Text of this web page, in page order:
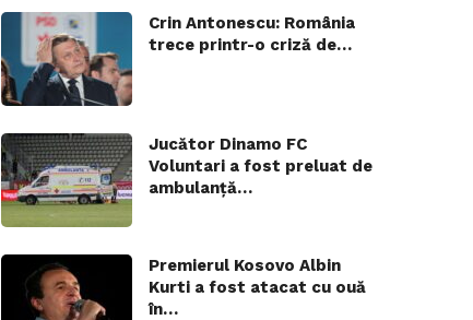
Crin Antonescu: România
trece printr-o criză de…
Jucător Dinamo FC
Voluntari a fost preluat de
ambulanță…
Premierul Kosovo Albin
Kurti a fost atacat cu ouă
în…